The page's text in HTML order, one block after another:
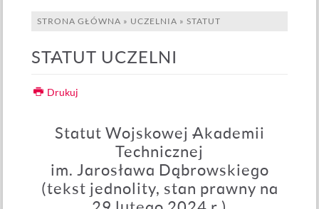
STRONA GŁÓWNA » UCZELNIA »STATUT
STATUT UCZELNI
Drukuj
Statut Wojskowej Akademii
Technicznej
im. Jarosława Dąbrowskiego
(tekst jednolity, stan prawny na